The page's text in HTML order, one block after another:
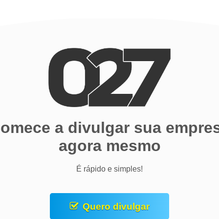
a divulgar sua
agora mesmo
É rápido e simples!
Quero divulgar